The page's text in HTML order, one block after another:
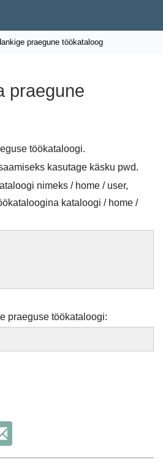
praegune töökataloog
praegune
töökataloogi.
kasutage käsku pwd.
nimeks / home / user,
kataloogi / home /
praeguse töökataloogi: